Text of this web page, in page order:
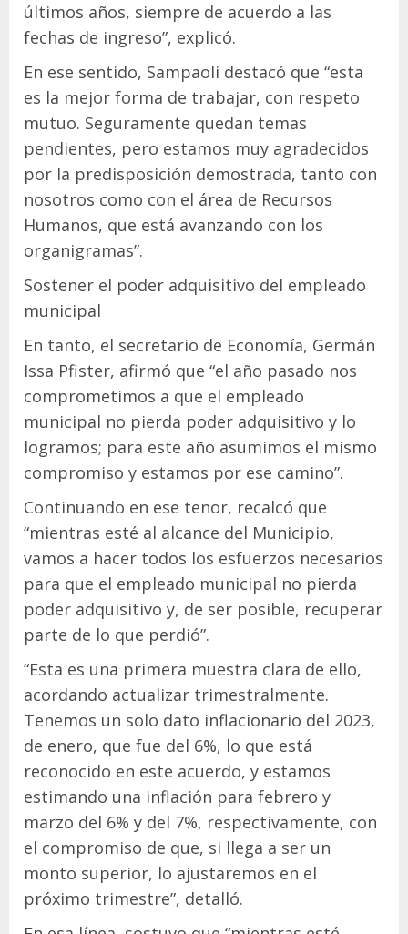
últimos años, siempre de acuerdo a las
fechas de ingreso”, explicó.
En ese sentido, Sampaoli destacó que “esta
es la mejor forma de trabajar, con respeto
mutuo. Seguramente quedan temas
pendientes, pero estamos muy agradecidos
por la predisposición demostrada, tanto con
nosotros como con el área de Recursos
Humanos, que está avanzando con los
organigramas”.
Sostener el poder adquisitivo del empleado
municipal
En tanto, el secretario de Economía, Germán
Issa Pfister, afirmó que “el año pasado nos
comprometimos a que el empleado
municipal no pierda poder adquisitivo y lo
logramos; para este año asumimos el mismo
compromiso y estamos por ese camino”.
Continuando en ese tenor, recalcó que
“mientras esté al alcance del Municipio,
vamos a hacer todos los esfuerzos necesarios
para que el empleado municipal no pierda
poder adquisitivo y, de ser posible, recuperar
parte de lo que perdió”.
“Esta es una primera muestra clara de ello,
acordando actualizar trimestralmente.
Tenemos un solo dato inflacionario del 2023,
de enero, que fue del 6%, lo que está
reconocido en este acuerdo, y estamos
estimando una inflación para febrero y
marzo del 6% y del 7%, respectivamente, con
el compromiso de que, si llega a ser un
monto superior, lo ajustaremos en el
próximo trimestre”, detalló.